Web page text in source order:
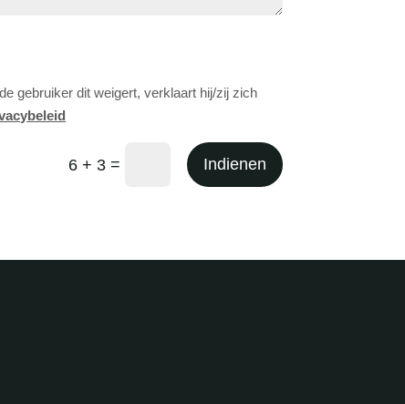
gebruiker dit weigert, verklaart hij/zij zich
6 + 3= Indienen